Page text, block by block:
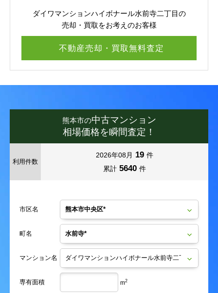
ダイワマンションハイボナール水前寺二丁目の
売却・買取をお考えのお客様
不動産売却・買取無料査定
熊本市の中古マンション
相場価格を瞬間査定！
利用件数
2026年08月 19 件
累計 5640 件
市区名
町名
マンション名
専有面積 m2